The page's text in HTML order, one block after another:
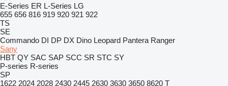
E-Series ER L-Series LG
655 656 816 919 920 921 922
TS
SE
Commando DI DP DX Dino Leopard Pantera Ranger
Sany
HBT QY SAC SAP SCC SR STC SY
P-series R-series
SP
1622 2024 2028 2430 2445 2630 3630 3650 8620 T